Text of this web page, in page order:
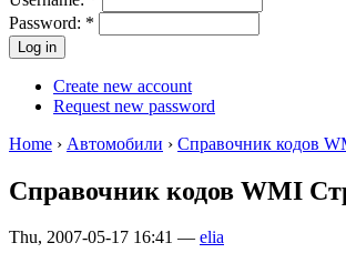
Password: *
Create new account
Request new password
Home › Автомобили › Справочник кодов
Справочник кодов WMI
Thu, 2007-05-17 16:41 — elia